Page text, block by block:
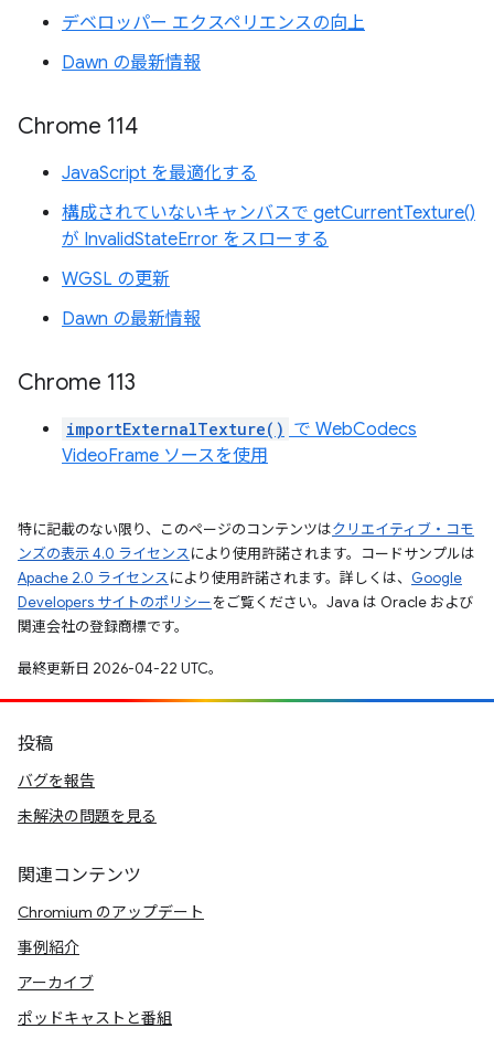
デベロッパー エクスペリエンスの向上
Dawn の最新情報
Chrome 114
JavaScript を最適化する
構成されていないキャンバスで getCurrentTexture()
が InvalidStateError をスローする
WGSL の更新
Dawn の最新情報
Chrome 113
importExternalTexture() で WebCodecs
VideoFrame ソースを使用
特に記載のない限り、このページのコンテンツはクリエイティブ・コモ
ンズの表示 4.0 ライセンスにより使用許諾されます。コードサンプルは
Apache 2.0 ライセンスにより使用許諾されます。詳しくは、 Google
Developers サイトのポリシーをご覧ください。Java は Oracle および
関連会社の登録商標です。
最終更新日 2026-04-22 UTC。
投稿
バグを報告
未解決の問題を見る
関連コンテンツ
Chromium のアップデート
事例紹介
アーカイブ
ポッドキャストと番組